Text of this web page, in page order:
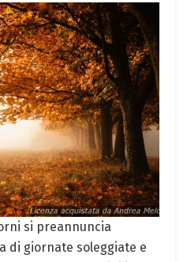
si preannuncia‍
di giornate soleggiate e